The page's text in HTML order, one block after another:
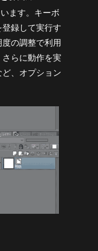
ます。キーボ
録して実行す
の調整で利用
らに動作を実
、オプション